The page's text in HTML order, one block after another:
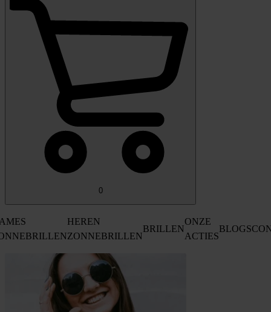
0
HEREN
ZONNEBRILLEN
BRILLEN
ONZE
ACTIES
BLOGS